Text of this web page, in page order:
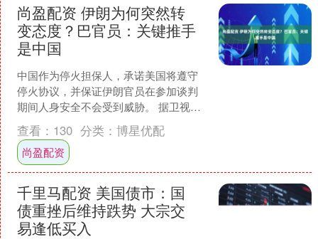
尚盈配资 伊朗为何突然转
变态度？巴官员：关键推手
是中国
中国作为停火担保人，承诺美国将遵守
停火协议，并保证伊朗官员在参加谈判
期间人身安全不会受到威胁。 据卫视报
道，美伊双方谈判代表团均已抵达伊斯
兰堡，将于当地时间4月....
查看： 130 分类： 博星优配
尚盈配资
千里马配资 美国债市：国
债重挫后维持跌势 大宗交
易逢低买入